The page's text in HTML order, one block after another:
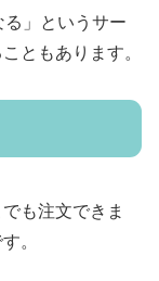
」というサー
ともあります。
も注文できま
。